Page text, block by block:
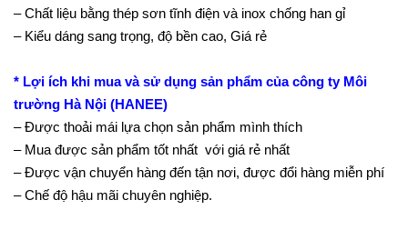
– Chất liệu bằng thép sơn tĩnh điện và inox chống han gỉ
– Kiểu dáng sang trọng, độ bền cao, Giá rẻ
* Lợi ích khi mua và sử dụng sản phẩm của công ty Môi
trường Hà Nội (HANEE)
– Được thoải mái lựa chọn sản phẩm mình thích
– Mua được sản phẩm tốt nhất với giá rẻ nhất
– Được vận chuyển hàng đến tận nơi, được đổi hàng miễn phí
– Chế độ hậu mãi chuyên nghiệp.